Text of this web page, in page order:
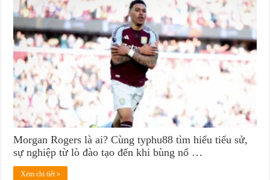
Morgan Rogers là ai? Cùng typhu88 tìm hiểu tiểu sử,
sự nghiệp từ lò đào tạo đến khi bùng nổ …
Xem chi tiết »